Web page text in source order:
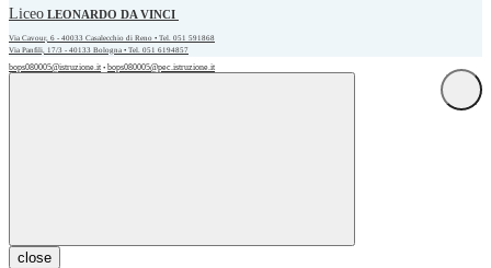
Liceo LEONARDO DA VINCI
Via Cavour, 6 - 40033 Casalecchio di Reno • Tel. 051 591868
Via Panfili, 17/3 - 40133 Bologna • Tel. 051 6194857
bops080005@istruzione.it • bops080005@pec.istruzione.it
close